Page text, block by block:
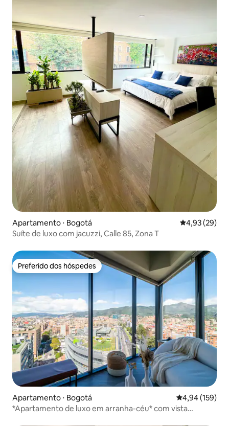
Apartamento ⋅ Bogotá 4,93 de uma
4,93 (29)
Suíte de luxo com jacuzzi, Calle 85, Zona T
Preferido dos hóspedes
Preferido dos hóspedes
Apartamento ⋅ Bogotá 4,94 de uma
4,94 (159)
*Apartamento de luxo em arranha-céu* com vista